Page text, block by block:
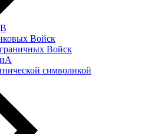
Войск
Войск
символикой